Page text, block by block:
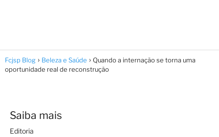
Fcjsp Blog Beleza e Saúde
Quando a internação se torna uma
oportunidade real de reconstrução
Saiba mais
Editoria